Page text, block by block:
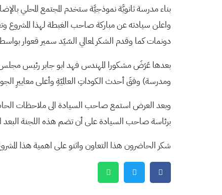
بناء مدرسة ثانويَّة نموذجيَّة ستخدم المجتمع المحلي
دونمات كما وقدم الشكر لمعالي السّيّد سمير قعوار
بعدها عَرَضَ مشكورا المهندس فهد ابو جابر رئيس
ومدرسة) وفقَ أحدث الكوداتِ العالميّةِ وأعلى معاييرِ
وبعد العرض استمع صاحب السيادة الى ملاحظات
برئاسة صاحب السيادة على أن تضم هذه اللجنة البعد
شكر الحاضرون هذا التعاون واثنو على اهمية هذا